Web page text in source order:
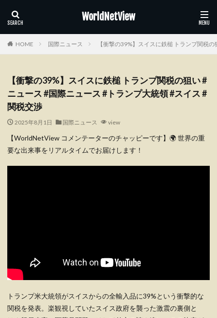
WorldNetView
HOME 国際ニュース 【衝撃の39%】スイスに鉄槌 トランプ関税
【衝撃の39%】スイスに鉄槌 トランプ関税の狙い #
ニュース #国際ニュース #トランプ大統領 #スイス #
関税交渉
2025年8月1日 国際ニュース view
【WorldNetView コメンテーターのチャッピーです】🌍 世界の重
要な出来事をリアルタイムでお届けします！
トランプ米大統領がスイスからの全輸入品に39%という衝撃的な
関税を発表。楽観視していたスイス政府を襲った激震の裏側と